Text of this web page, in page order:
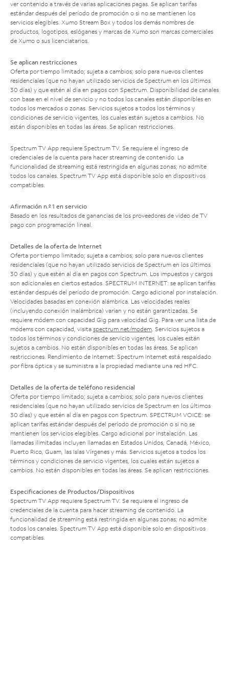
ver contenido a través de varias aplicaciones pagas. Se aplican tarifas
estándar después del período de promoción o si no se mantienen los
servicios elegibles. Xumo Stream Box y todos los demás nombres de
productos, logotipos, eslóganes y marcas de Xumo son marcas comerciales
de Xumo o sus licenciatarios.
Se aplican restricciones
Oferta por tiempo limitado; sujeta a cambios; solo para nuevos clientes
residenciales (que no hayan utilizado servicios de Spectrum en los últimos
30 días) y que estén al día en pagos con Spectrum. Disponibilidad de canales
con base en el nivel de servicio y no todos los canales están disponibles en
todos los mercados o zonas. Servicios sujetos a todos los términos y
condiciones de servicio vigentes, los cuales están sujetos a cambios. No
están disponibles en todas las áreas. Se aplican restricciones.
Spectrum TV App requiere Spectrum TV. Se requiere el ingreso de
credenciales de la cuenta para hacer streaming de contenido. La
funcionalidad de streaming está restringida en algunas zonas; no admite
todos los canales. Spectrum TV App está disponible solo en dispositivos
compatibles.
Afirmación n.º 1 en servicio
Basado en los resultados de ganancias de los proveedores de video de TV
pago con programación lineal.
Detalles de la oferta de Internet
Oferta por tiempo limitado; sujeta a cambios; solo para nuevos clientes
residenciales (que no hayan utilizado servicios de Spectrum en los últimos
30 días) y que estén al día en pagos con Spectrum. Los impuestos y cargos
son adicionales en ciertos estados. SPECTRUM INTERNET: se aplican tarifas
estándar después del período de promoción. Cargo adicional por instalación.
Velocidades basadas en conexión alámbrica. Las velocidades reales
(incluyendo conexión inalámbrica) varían y no están garantizadas. Se
requiere módem con capacidad Gig para velocidad Gig. Para ver una lista de
módems con capacidad, visita spectrum.net/modem. Servicios sujetos a
todos los términos y condiciones de servicio vigentes, los cuales están
sujetos a cambios. No están disponibles en todas las áreas. Se aplican
restricciones. Rendimiento de Internet: Spectrum Internet está respaldado
por fibra óptica y se suministra a la propiedad mediante una red HFC.
Detalles de la oferta de teléfono residencial
Oferta por tiempo limitado; sujeta a cambios; solo para nuevos clientes
residenciales (que no hayan utilizado servicios de Spectrum en los últimos
30 días) y que estén al día en pagos con Spectrum. SPECTRUM VOICE: se
aplican tarifas estándar después del período de promoción o si no se
mantienen los servicios elegibles. Cargo adicional por instalación. Las
llamadas ilimitadas incluyen llamadas en Estados Unidos, Canadá, México,
Puerto Rico, Guam, las Islas Vírgenes y más. Servicios sujetos a todos los
términos y condiciones de servicio vigentes, los cuales están sujetos a
cambios. No están disponibles en todas las áreas. Se aplican restricciones.
Especificaciones de Productos/Dispositivos
Spectrum TV App requiere Spectrum TV. Se requiere el ingreso de
credenciales de la cuenta para hacer streaming de contenido. La
funcionalidad de streaming está restringida en algunas zonas; no admite
todos los canales. Spectrum TV App está disponible solo en dispositivos
compatibles.